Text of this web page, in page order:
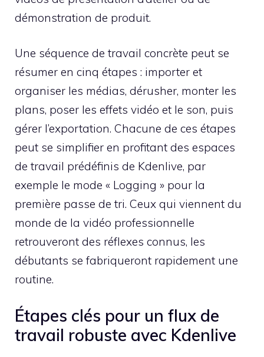
démonstration de produit.
Une séquence de travail concrète peut se
résumer en cinq étapes : importer et
organiser les médias, dérusher, monter les
plans, poser les effets vidéo et le son, puis
gérer l’exportation. Chacune de ces étapes
peut se simplifier en profitant des espaces
de travail prédéfinis de Kdenlive, par
exemple le mode « Logging » pour la
première passe de tri. Ceux qui viennent du
monde de la vidéo professionnelle
retrouveront des réflexes connus, les
débutants se fabriqueront rapidement une
routine.
Étapes clés pour un flux de
travail robuste avec Kdenlive